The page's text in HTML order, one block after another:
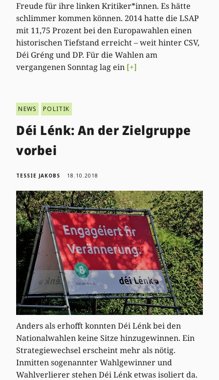
Freude für ihre linken Kritiker*innen. Es hätte
schlimmer kommen können. 2014 hatte die LSAP
mit 11,75 Prozent bei den Europawahlen einen
historischen Tiefstand erreicht – weit hinter CSV,
Déi Gréng und DP. Für die Wahlen am
vergangenen Sonntag lag ein [+]
NEWS POLITIK
Déi Lénk: An der Zielgruppe
vorbei
TESSIE JAKOBS 18.10.2018
Anders als erhofft konnten Déi Lénk bei den
Nationalwahlen keine Sitze hinzugewinnen. Ein
Strategiewechsel erscheint mehr als nötig.
Inmitten sogenannter Wahlgewinner und
Wahlverlierer stehen Déi Lénk etwas isoliert da.